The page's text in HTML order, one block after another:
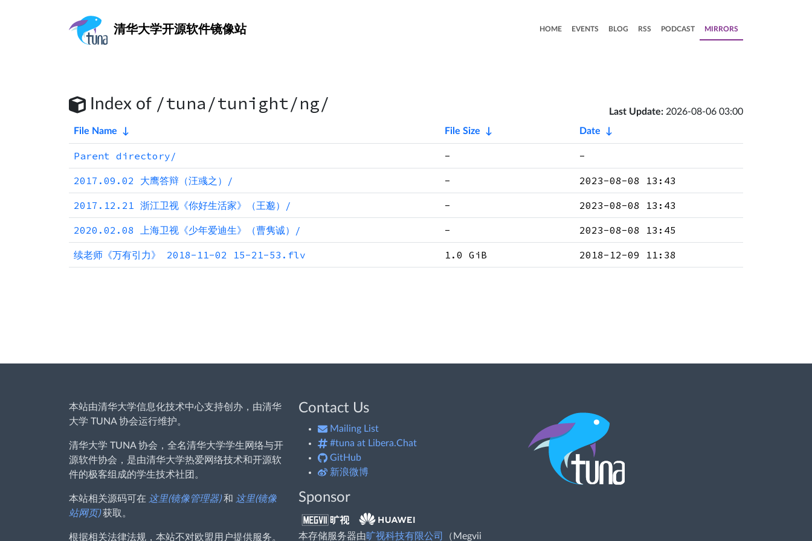
清华大学开源软件镜像站 HOME EVENTS BLOG RSS PODCAST MIRRORS
Index of /tuna/tunight/ng/ Last Update: 2026-08-06 03:00
File Name
↓ File Size ↓ Date ↓
Parent directory/ - -
2017.09.02 大鹰答辩（汪彧之）/ - 2023-08-08 13:43
2017.12.21 浙江卫视《你好生活家》（王邈）/ - 2023-08-08 13:43
2020.02.08 上海卫视《少年爱迪生》（曹隽诚）/ - 2023-08-08 13:45
续老师《万有引力》 2018-11-02 15-21-53.flv 1.0 GiB 2018-12-09 11:38
本站由清华大学信息化技术中心支持创办，由清华
大学 TUNA 协会运行维护。
清华大学 TUNA 协会，全名清华大学学生网络与开
源软件协会，是由清华大学热爱网络技术和开源软
件的极客组成的学生技术社团。
本站相关源码可在 这里(镜像管理器)和 这里(镜像
站网页)获取。
根据相关法律法规，本站不对欧盟用户提供服务。
Contact Us
Mailing List
#tuna at Libera.Chat
GitHub
新浪微博
Sponsor
本存储服务器由旷视科技有限公司 （Megvii